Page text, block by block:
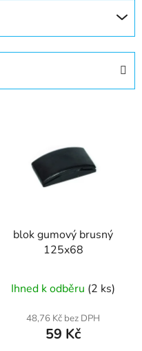
blok gumový brusný
125x68
Ihned k odběru (2 ks)
48,76 Kč bez DPH
59 Kč